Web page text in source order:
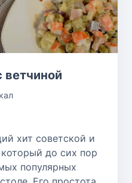
ветчиной
хит советской и
до сих пор
популярных